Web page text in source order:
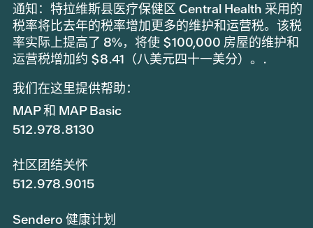
通知：特拉维斯县医疗保健区 Central Health 采用的
税率将比去年的税率增加更多的维护和运营税。该税
率实际上提高了 8%，将使 $100,000 房屋的维护和
运营税增加约 $8.41（八美元四十一美分）。.
我们在这里提供帮助：
MAP 和 MAP Basic
512.978.8130
社区团结关怀
512.978.9015
Sendero 健康计划